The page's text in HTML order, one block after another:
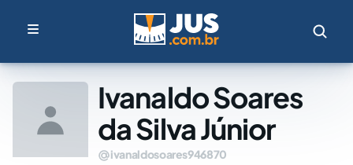
Ivanaldo Soares
da Silva Júnior
ivanaldosoares946870